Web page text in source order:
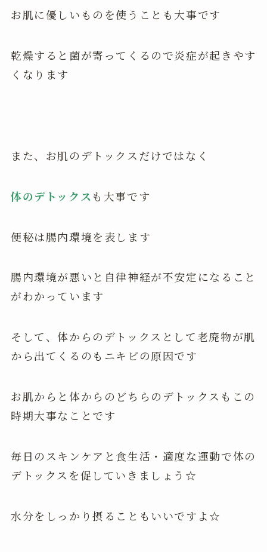
お肌に優しいものを使うことも大事です
乾燥すると菌が寄ってくるので炎症が起きやす
くなります
また、お肌のデトックスだけではなく
体のデトックス も大事です
便秘は腸内環境を表します
腸内環境が悪いと自律神経が不安定になること
がわかっています
そして、体からのデトックスとして老廃物が肌
から出てくるのもニキビの原因です
お肌からと体からのどちらのデトックスもこの
時期大事なことです
毎日のスキンケアと食生活・適度な運動で体の
デトックスを促していきましょう☆
水分をしっかり摂ることもいいですよ☆